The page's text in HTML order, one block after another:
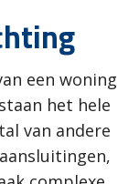
een woning
het hele
van andere